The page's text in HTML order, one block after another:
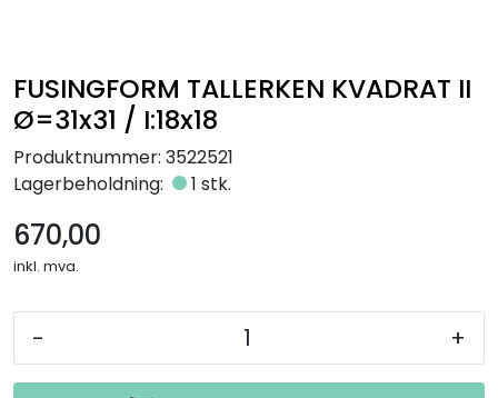
FUSINGFORM TALLERKEN KVADRAT II
Ø=31x31 / I:18x18
Produktnummer: 3522521
Lagerbeholdning:
1 stk.
670,00
inkl. mva.
- +